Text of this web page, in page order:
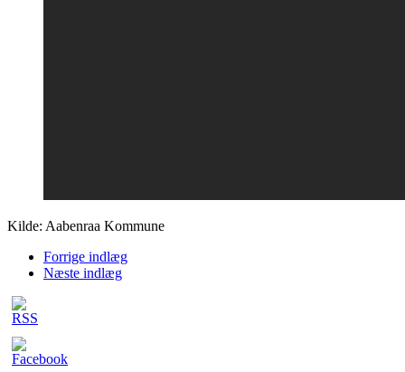
Kilde: Aabenraa Kommune
Forrige indlæg
Næste indlæg